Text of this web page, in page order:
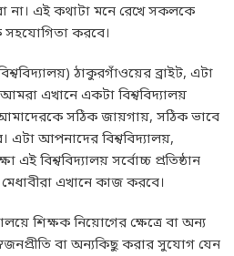
এই কথাটা মনে রেখে সকলকে
সহযোগিতা করবে।
ঠাকুরগাঁওয়ের ব্রাইট, এটা
এখানে একটা বিশ্ববিদ্যালয়
আমাদেরকে সঠিক জায়গায়, সঠিক ভাবে
এটা আপনাদের বিশ্ববিদ্যালয়,
এই বিশ্ববিদ্যালয় সর্বোচ্চ প্রতিষ্ঠান
এখানে কাজ করবে।
শিক্ষক নিয়োগের ক্ষেত্রে বা অন্য
বা অন্যকিছু করার সুযোগ যেন